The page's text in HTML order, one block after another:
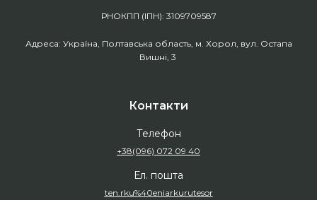
РНОКПП (ІПН): 3109709587
Адреса: Україна, Полтавська область, м. Хорол, вул. Остапа
Вишні, 3
Контакти
Телефон
+38(096) 072 09 40
Ел. пошта
ten.rku%40eniarkurutesor